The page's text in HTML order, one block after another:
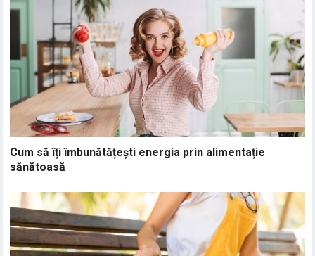
Cum să îți îmbunătățești energia prin alimentație
sănătoasă